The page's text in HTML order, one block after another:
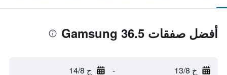
أفضل صفقات Gamsung 36.5
خ 13/8 - ج 14/8